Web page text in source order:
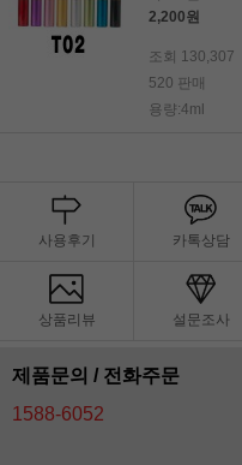
2,200원
조회 130,307
520 판매
용량:4ml
사용후기 카톡상담
상품리뷰 설문조사
제품문의 / 전화주문
1588-6052